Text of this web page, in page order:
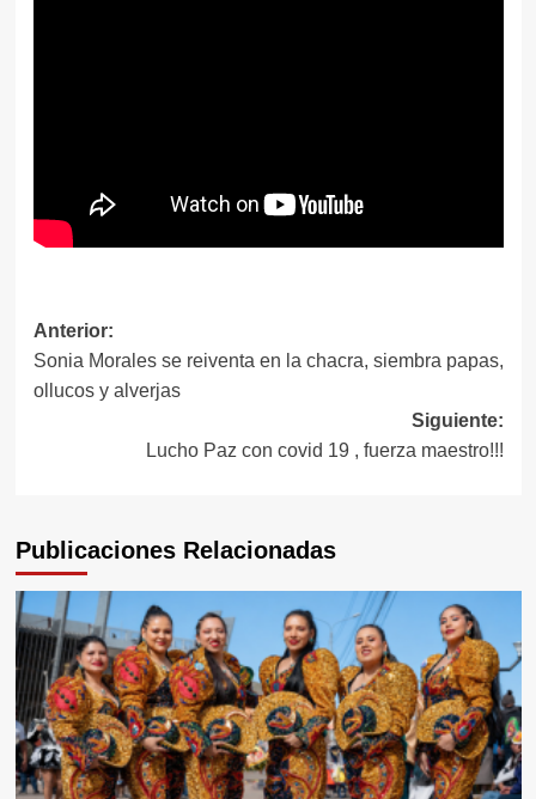
Navegación
de
entradas
Anterior:
Sonia Morales se reiventa en la chacra, siembra papas,
ollucos y alverjas
Siguiente:
Lucho Paz con covid 19 , fuerza maestro!!!
Publicaciones Relacionadas